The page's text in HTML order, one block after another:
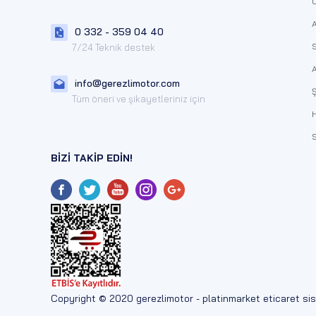
0 332 - 359 04 40
7/24 Teknik destek
info@gerezlimotor.com
Tüm öneri ve şikayetleriniz için
BİZİ TAKİP EDİN!
Copyright © 2020 gerezlimotor - platinmarket eticaret